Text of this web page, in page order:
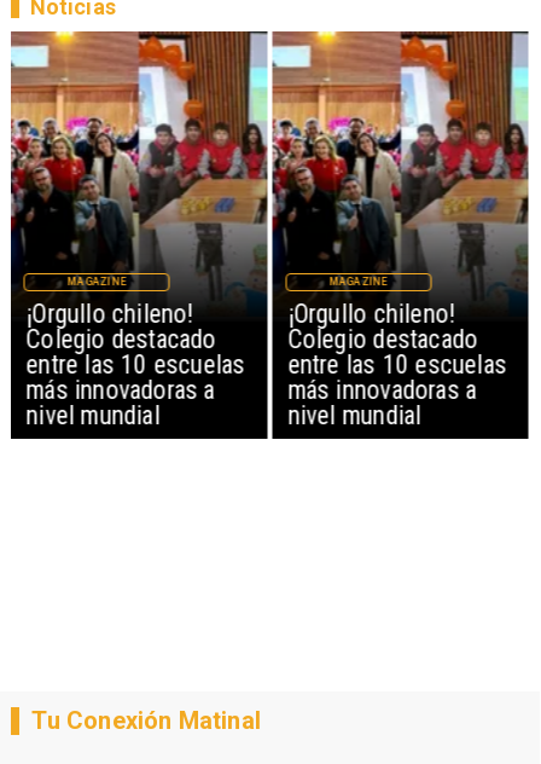
¡Orgullo chileno!
Colegio destacado
entre las 10 escuelas
más innovadoras a
nivel mundial
MAGAZINE
¡Orgullo chileno!
Colegio destacado
entre las 10 escuelas
más innovadoras a
nivel mundial
MAGAZINE
Noticias
Tu Conexión Matinal